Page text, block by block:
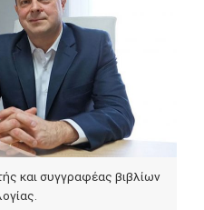
και συγγραφέας βιβλίων